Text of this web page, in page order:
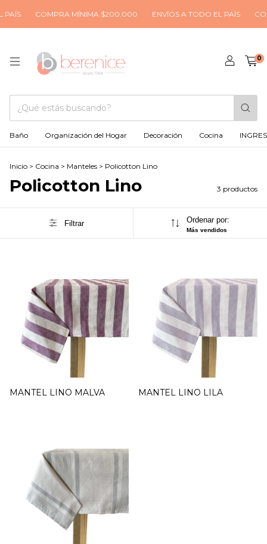
COMPRA MÍNIMA $200.000 ENVÍOS A TODO EL PAÍS
0
Baño Organización del Hogar Decoración Cocina
Inicio > Cocina > Manteles > Policotton Lino
Policotton Lino 3 productos
Filtrar Ordenar por:
Más vendidos
MANTEL LINO MALVA MANTEL LINO LILA